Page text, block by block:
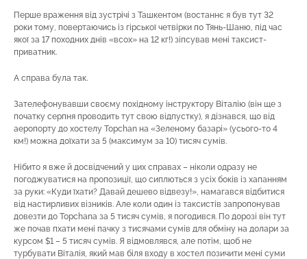
Перше враження від зустрічі з Ташкентом (востаннє я був тут 32
роки тому, повертаючись із гірської четвірки по Тянь-Шаню, під час
якої за 17 походних днів «всох» на 12 кг!) зіпсував мені таксист-
приватник.
А справа була так.
Зателефонувавши своєму похідному інструктору Віталію (він ще з
початку серпня проводить тут свою відпустку), я дізнався, що від
аеропорту до хостелу Topchan на «Зеленому базарі» (усього-то 4
км!) можна доїхати за 5 (максимум за 10) тисяч сумів.
Нібито я вже й досвідчений у цих справах – ніколи одразу не
погоджуватися на пропозиції, що сиплються з усіх боків із хапанням
за руки: «Куди їхати? Давай дешево відвезу!», намагався відбитися
від настирливих візників. Але коли один із таксистів запропонував
довезти до Topchanа за 5 тисяч сумів, я погодився. По дорозі він тут
же почав пхати мені пачку з тисячами сумів для обміну на долари за
курсом $1 – 5 тисяч сумів. Я відмовлявся, але потім, щоб не
турбувати Віталія, який мав біля входу в хостел позичити мені суми